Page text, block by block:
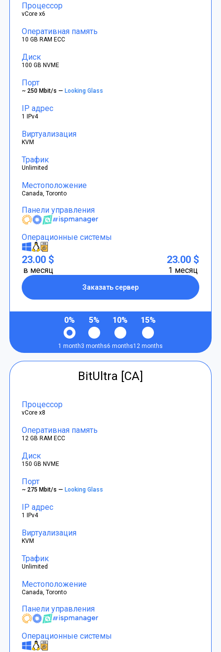
Процессор
vCore x6
Оперативная память
10 GB RAM ECC
Диск
100 GB NVME
Порт
~ 250 Mbit/s —Looking Glass
IP адрес
1 IPv4
Виртуализация
KVM
Трафик
Unlimited
Местоположение
Canada, Toronto
Панели управления
Операционные системы
23.00 $
в месяц
Заказать сервер
23.00 $
1 месяц
0%
1 month
5%
3 months
10%
6 months
15%
12 months
BitUltra [CA]
Процессор
vCore x8
Оперативная память
12 GB RAM ECC
Диск
150 GB NVME
Порт
~ 275 Mbit/s —Looking Glass
IP адрес
1 IPv4
Виртуализация
KVM
Трафик
Unlimited
Местоположение
Canada, Toronto
Панели управления
Операционные системы